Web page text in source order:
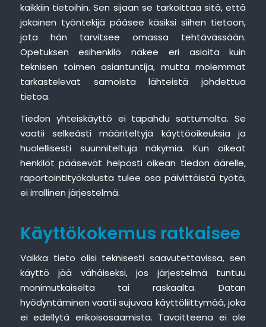
kaikkiin tietoihin. Sen sijaan se tarkoittaa sitä, että
jokainen työntekijä pääsee käsiksi siihen tietoon,
jota hän tarvitsee omassa tehtävässään.
Opetuksen esihenkilö näkee eri asioita kuin
teknisen toimen asiantuntija, mutta molemmat
tarkastelevat samoista lähteistä johdettua
tietoa.
Tiedon yhteiskäyttö ei tapahdu sattumalta. Se
vaatii selkeästi määriteltyjä käyttöoikeuksia ja
huolellisesti suunniteltuja näkymiä. Kun oikeat
henkilöt pääsevät helposti oikean tiedon äärelle,
raportointityökalusta tulee osa päivittäistä työtä,
ei irrallinen järjestelmä.
Käyttökokemus ratkaisee
Vaikka tieto olisi teknisesti saavutettavissa, sen
käyttö jää vähäiseksi, jos järjestelmä tuntuu
monimutkaiselta tai raskaalta. Datan
hyödyntäminen vaatii sujuvaa käyttöliittymää, joka
ei edellytä erikoisosaamista. Tavoitteena ei ole